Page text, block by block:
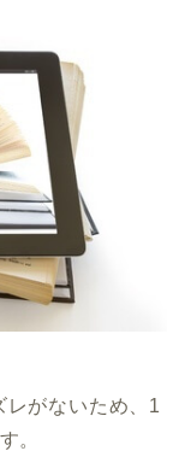
レがないため、1
。